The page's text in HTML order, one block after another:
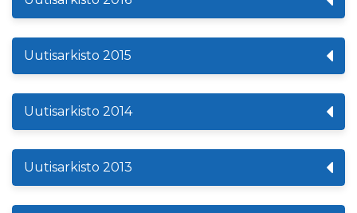
Uutisarkisto 2015
Uutisarkisto 2014
Uutisarkisto 2013